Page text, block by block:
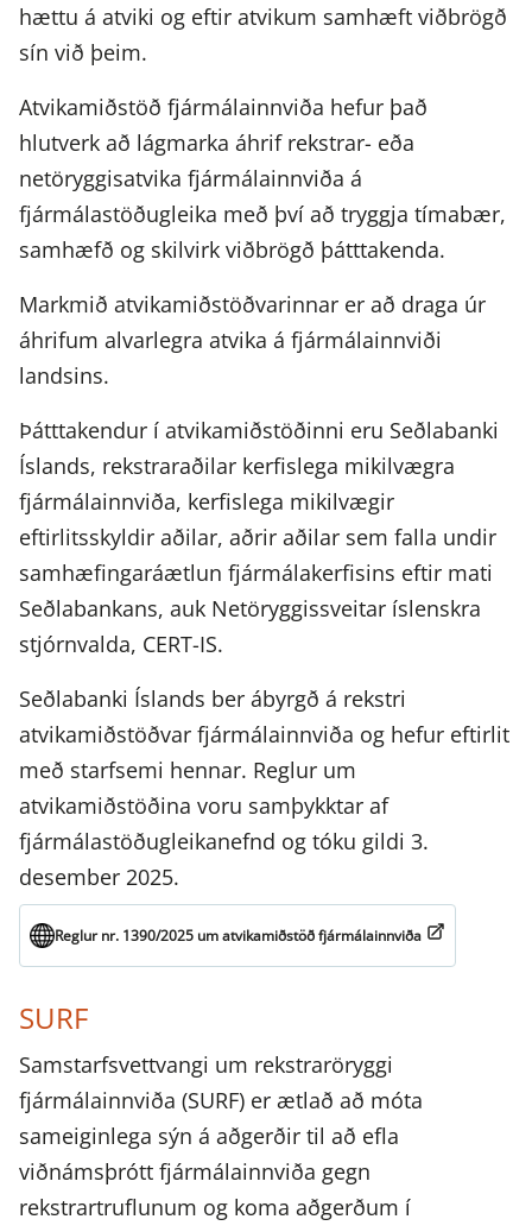
hættu á atviki og eftir atvikum samhæft viðbrögð
sín við þeim.
Atvikamiðstöð fjármálainnviða hefur það
hlutverk að lágmarka áhrif rekstrar- eða
netöryggisatvika fjármálainnviða á
fjármálastöðugleika með því að tryggja tímabær,
samhæfð og skilvirk viðbrögð þátttakenda.
Markmið atvikamiðstöðvarinnar er að draga úr
áhrifum alvarlegra atvika á fjármálainnviði
landsins.
Þátttakendur í atvikamiðstöðinni eru Seðlabanki
Íslands, rekstraraðilar kerfislega mikilvægra
fjármálainnviða, kerfislega mikilvægir
eftirlitsskyldir aðilar, aðrir aðilar sem falla undir
samhæfingaráætlun fjármálakerfisins eftir mati
Seðlabankans, auk Netöryggissveitar íslenskra
stjórnvalda, CERT-IS.
Seðlabanki Íslands ber ábyrgð á rekstri
atvikamiðstöðvar fjármálainnviða og hefur eftirlit
með starfsemi hennar. Reglur um
atvikamiðstöðina voru samþykktar af
fjármálastöðugleikanefnd og tóku gildi 3.
desember 2025.
Reglur nr. 1390/2025 um atvikamiðstöð fjármálainnviða
SURF
Samstarfsvettvangi um rekstraröryggi
fjármálainnviða (SURF) er ætlað að móta
sameiginlega sýn á aðgerðir til að efla
viðnámsþrótt fjármálainnviða gegn
rekstrartruflunum og koma aðgerðum í